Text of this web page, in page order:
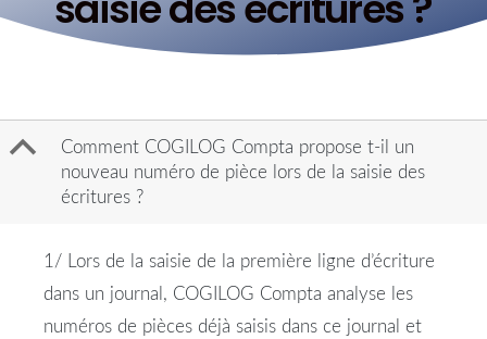
B
Comment COGILOG Compta propose t-il un
nouveau numéro de pièce lors de la saisie des
écritures ?
1/ Lors de la saisie de la première ligne d’écriture
dans un journal, COGILOG Compta analyse les
numéros de pièces déjà saisis dans ce journal et